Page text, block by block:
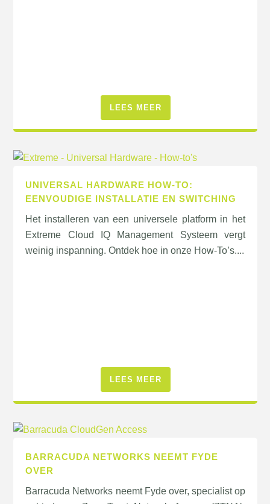
LEES MEER
UNIVERSAL HARDWARE HOW-TO:
EENVOUDIGE INSTALLATIE EN SWITCHING
Het installeren van een universele platform in het
Extreme Cloud IQ Management Systeem vergt
weinig inspanning. Ontdek hoe in onze How-To’s....
LEES MEER
BARRACUDA NETWORKS NEEMT FYDE
OVER
Barracuda Networks neemt Fyde over, specialist op